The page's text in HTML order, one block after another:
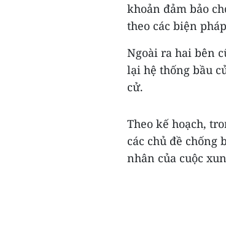
khoản đảm bảo
theo các biện
Ngoài ra hai bên
lại hệ thống bầu
cử.
Theo kế hoạch,
các chủ đề chống
nhân của cuộc